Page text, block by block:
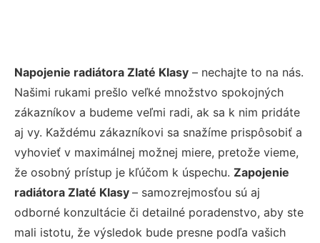
Napojenie radiátora Zlaté Klasy – nechajte to na nás.
Našimi rukami prešlo veľké množstvo spokojných
zákazníkov a budeme veľmi radi, ak sa k nim pridáte
aj vy. Každému zákazníkovi sa snažíme prispôsobiť a
vyhovieť v maximálnej možnej miere, pretože vieme,
že osobný prístup je kľúčom k úspechu. Zapojenie
radiátora Zlaté Klasy – samozrejmosťou sú aj
odborné konzultácie či detailné poradenstvo, aby ste
mali istotu, že výsledok bude presne podľa vašich